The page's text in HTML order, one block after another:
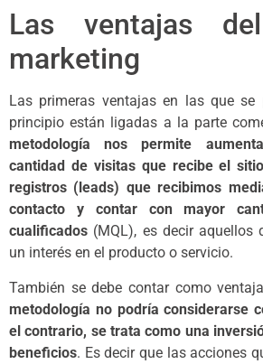
Las ventajas
marketing
Las primeras ventajas en las que se
principio están ligadas a la parte
metodología nos permite
cantidad de visitas que recibe el
registros (leads) que recibimos
contacto y contar con mayor
cualificados (MQL), es decir aquellos
un interés en el producto o servicio.
También se debe contar como
metodología no podría considerarse
el contrario, se trata como una
beneficios. Es decir que las acciones